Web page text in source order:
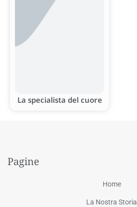
La specialista del cuore
Pagine
Home
La Nostra Storia